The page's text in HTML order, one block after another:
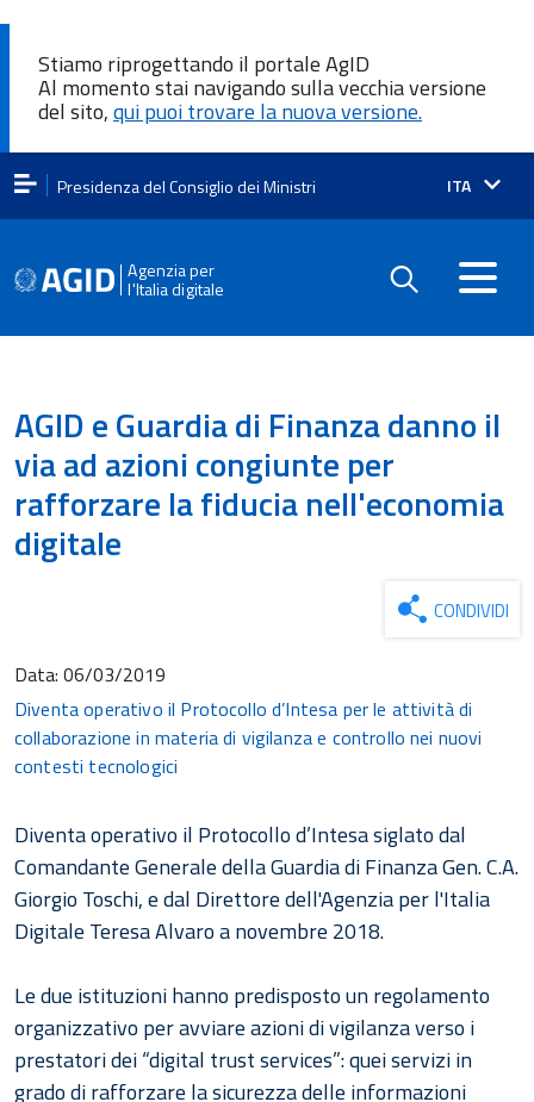
Stiamo riprogettando il portale AgID
Al momento stai navigando sulla vecchia versione
del sito,qui puoi trovare la nuova versione.
Presidenza del Consiglio dei Ministri Lingua
ITA
Agenzia per
l'Italia digitale
AGID e Guardia di Finanza danno il
via ad azioni congiunte per
rafforzare la fiducia nell'economia
digitale
CONDIVIDI
Data: 06/03/2019
Diventa operativo il Protocollo d’Intesa per le attività di
collaborazione in materia di vigilanza e controllo nei nuovi
contesti tecnologici
Diventa operativo il Protocollo d’Intesa siglato dal
Comandante Generale della Guardia di Finanza Gen. C.A.
Giorgio Toschi, e dal Direttore dell'Agenzia per l'Italia
Digitale Teresa Alvaro a novembre 2018.
Le due istituzioni hanno predisposto un regolamento
organizzativo per avviare azioni di vigilanza verso i
prestatori dei “digital trust services”: quei servizi in
grado di rafforzare la sicurezza delle informazioni